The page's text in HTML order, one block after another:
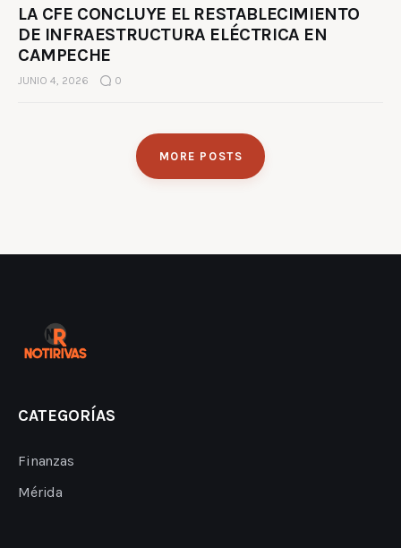
LA CFE CONCLUYE EL RESTABLECIMIENTO
DE INFRAESTRUCTURA ELÉCTRICA EN
CAMPECHE
JUNIO 4, 2026 0
MORE POSTS
CATEGORÍAS
Finanzas
Mérida